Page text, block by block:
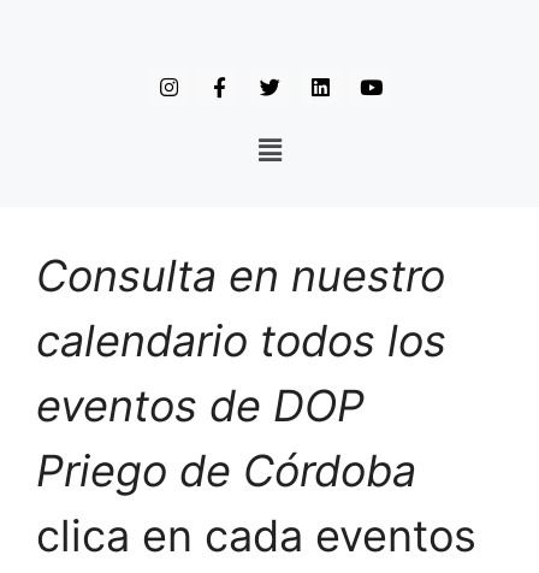
Consulta en nuestro
calendario todos los
eventos de DOP
Priego de Córdoba
clica en cada eventos